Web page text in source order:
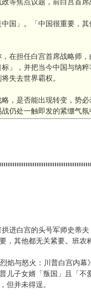
等焦点议题，前白宫首
国」。「中国很重要，
在担任白宫首席战略师
」，并把当今中国与纳
失去世界霸权。
，是否能出现转变，势
仍处一触即发的紧绷气氛
进白宫的头号军师史蒂
，其他都无关紧要。班
焰与怒火：川普白宫内
儿子女婿「叛国」且「
但并未得逞。